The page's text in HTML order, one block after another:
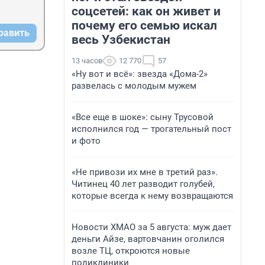
соцсетей: как он живет и
почему его семью искал
весь Узбекистан
13 часов 12 770 57
«Ну вот и всё»: звезда «Дома-2»
развелась с молодым мужем
«Все еще в шоке»: сыну Трусовой
исполнился год — трогательный пост
и фото
«Не привози их мне в третий раз».
Читинец 40 лет разводит голубей,
которые всегда к нему возвращаются
Новости ХМАО за 5 августа: муж дает
деньги Айзе, вартовчанин оголился
возле ТЦ, откроются новые
поликлиники